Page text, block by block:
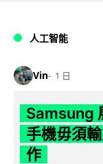
人工智能
Vin 1 日
Samsung
手機毋須
作